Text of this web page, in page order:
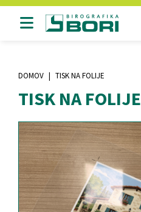
DOMOV TISK NA FOLIJE
TISK NA FOLIJE